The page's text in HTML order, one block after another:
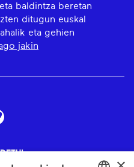
baldintza beretan
ditugun euskal
eta gehien
jakin